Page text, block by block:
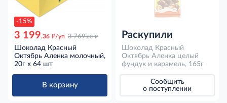
-15%
3 199.36 д/уп 3 769.60 д
Шоколад Красный
Октябрь Аленка молочный,
20г x 64 шт
В корзину
Раскупили
Шоколад Красный
Октябрь Аленка целый
фундук и карамель, 165г
Сообщить
о поступлении